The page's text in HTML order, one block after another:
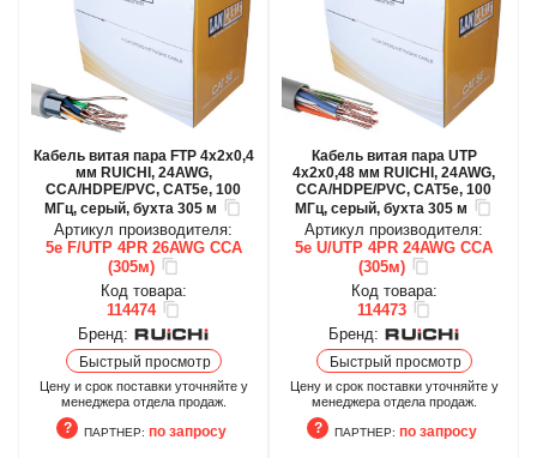
Кабель витая пара FTP 4х2х0,4
мм RUICHI, 24AWG,
ССА/HDPE/PVC, CAT5e, 100
МГц, серый, бухта 305 м
Артикул производителя:
5e F/UTP 4PR 26AWG CCA
(305м)
Код товара:
114474
Бренд:
Быстрый просмотр
Цену и срок поставки уточняйте у
менеджера отдела продаж.
ПАРТНЕР: по запросу
Кабель витая пара UTP
4х2х0,48 мм RUICHI, 24AWG,
ССА/HDPE/PVC, CAT5e, 100
МГц, серый, бухта 305 м
Артикул производителя:
5e U/UTP 4PR 24AWG CCA
(305м)
Код товара:
114473
Бренд:
Быстрый просмотр
Цену и срок поставки уточняйте у
менеджера отдела продаж.
ПАРТНЕР: по запросу